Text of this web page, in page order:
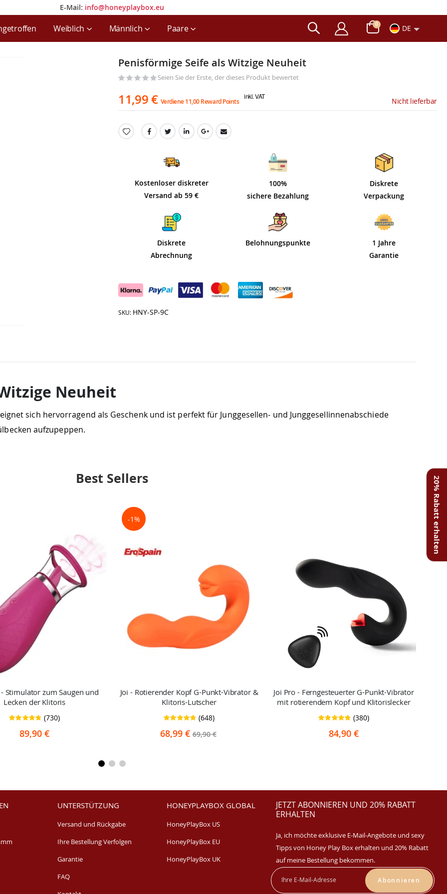
20% Rabatt erhalten
E-Mail: info@honeyplaybox.eu
Weiblich Männlich Paare Wagen
0Artikel DE
Penisförmige Seife als Witzige Neuheit
Seien Sie der Erste, der dieses Produkt bewertet
11,99 € Verdiene 11,00 Reward Points
inkl. VAT
Nicht lieferbar
Kostenloser diskreter
Versand ab 59 €
100%
sichere Bezahlung
Diskrete
Verpackung
Diskrete
Abrechnung
Belohnungspunkte
1 Jahre
Garantie
SKU HNY-SP-9C
Neuheit
sich hervorragend als Geschenk und ist perfekt für Junggesellen- und Junggesellinnenabschiede
aufzupeppen.
Best Sellers
Stimulator zum Saugen und
Lecken der Klitoris
Bewertung:
(730)
89,90 €
-1%
Joi - Rotierender Kopf G-Punkt-Vibrator &
Klitoris-Lutscher
Bewertung:
(648)
68,99 € 69,90 €
Joi Pro - Ferngesteuerter G-Punkt-Vibrator
mit rotierendem Kopf und Klitorislecker
Bewertung:
(380)
84,90 €
-
UNTERSTÜTZUNG
Versand und Rückgabe
Ihre Bestellung Verfolgen
Garantie
FAQ
HONEYPLAYBOX GLOBAL
HoneyPlayBox US
HoneyPlayBox EU
HoneyPlayBox UK
JETZT ABONNIEREN UND 20% RABATT
ERHALTEN
Ja, ich möchte exklusive E-Mail-Angebote und sexy
Tipps von Honey Play Box erhalten und 20% Rabatt
auf meine Bestellung bekommen.
Abonnieren